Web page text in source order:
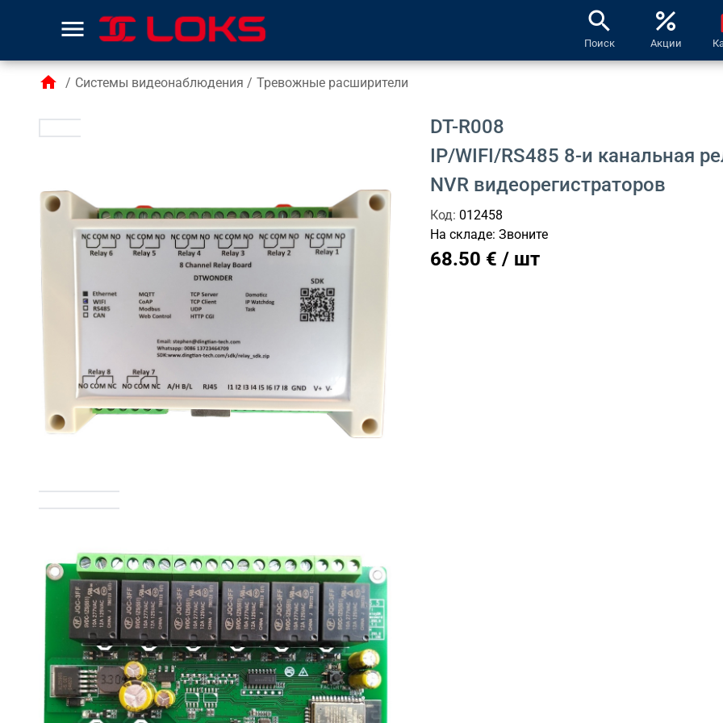
menu search
Поиск
percent
Акции
home / Системы видеонаблюдения / Тревожные расширители
DT-R008
IP/WIFI/RS485 8-и канальная
NVR видеорегистраторов
Код: 012458
На складе: Звоните
68.50 € / шт